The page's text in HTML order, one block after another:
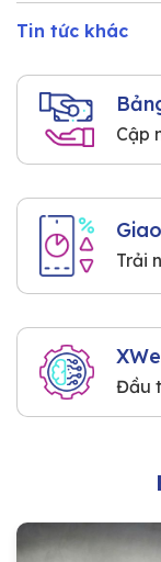
Tin tức khác
Cập
Trải
Đầu